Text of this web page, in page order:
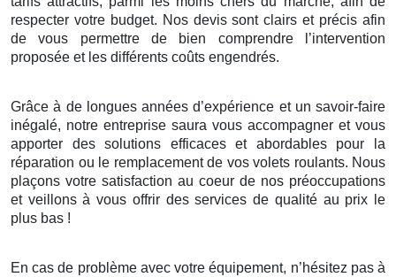
respecter votre budget. Nos devis sont clairs et précis afin
de vous permettre de bien comprendre l’intervention
proposée et les différents coûts engendrés.
Grâce à de longues années d’expérience et un savoir-faire
inégalé, notre entreprise saura vous accompagner et vous
apporter des solutions efficaces et abordables pour la
réparation ou le remplacement de vos volets roulants. Nous
plaçons votre satisfaction au coeur de nos préoccupations
et veillons à vous offrir des services de qualité au prix le
plus bas !
En cas de problème avec votre équipement, n’hésitez pas à